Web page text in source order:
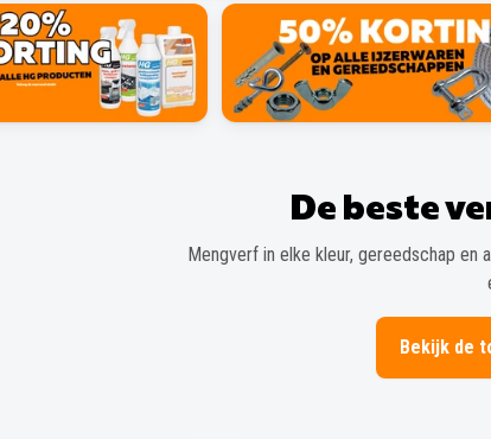
De beste
Mengverf in elke kleur, gereedschap en
Bekijk de